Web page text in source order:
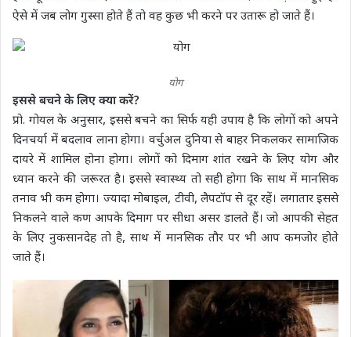
ऐसे में जब लोग गुस्सा होते हैं तो वह कुछ भी करने पर उतारू हो जाते हैं।
योग
इससे बचने के लिए क्या करें?
प्रो. गोयल के अनुसार, इससे बचने का सिर्फ यही उपाय है कि लोगों को अपने
दिनचर्या में बदलाव लाना होगा। वर्चुअल दुनिया से बाहर निकलकर सामाजिक
दायरे में शामिल होना होगा। लोगों को दिमाग शांत रखने के लिए योग और
ध्यान करने की जरूरत है। इससे स्वास्थ्य तो सही होगा कि साथ में मानसिक
तनाव भी कम होगा। ज्यादा मोबाइल, टीवी, लैपटॉप से दूर रहें। लगातार इससे
निकलने वाले कण आपके दिमाग पर सीधा असर डालते हैं। जो आपकी सेहत
के लिए नुकसानदेह तो है, साथ में मानसिक तौर पर भी आप कमजोर होते
जाते हैं।